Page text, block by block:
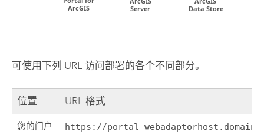
可使用下列 URL 访问部署的各个不同部分。
位置 URL 格式
您的门户 https://